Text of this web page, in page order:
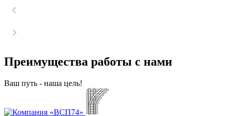
Преимущества работы с нами
Ваш путь - наша цель!